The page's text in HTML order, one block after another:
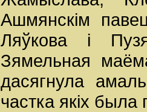
Ашмянскім
Ляўкова і
Зямельная
дасягнула
частка якіх